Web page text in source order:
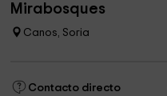
Mirabosques
Canos, Soria
Contacto directo